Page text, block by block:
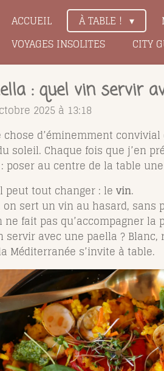
ACCUEIL À TABLE !
VOYAGES INSOLITES
CITY
: quel vin servir
2025 à 13:18
d’éminemment
soleil. Chaque fois que j’en
poser au centre de la table
peut tout changer : le vin.
on sert un vin au hasard, sans
ne fait pas qu’accompagner la
servir avec une paella ? Blanc,
Méditerranée s’invite à table.